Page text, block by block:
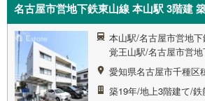
名古屋市営地下鉄東山線 本山駅 3階建
本山駅/名古屋市営地
覚王山駅/名古屋市営
愛知県名古屋市千種区
築19年/地上3階建て/鉄